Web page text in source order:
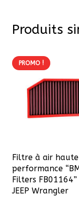
Produits
PROMO !
Filtre à air haute
performance
Filters
JEEP Wrangler